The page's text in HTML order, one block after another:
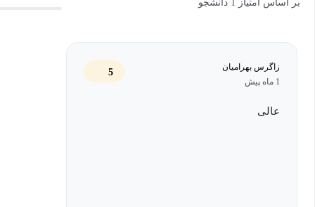
بر اساس امتیاز 1 دانشجو
زاگرس بهرامیان
1 ماه پیش
5
عالی